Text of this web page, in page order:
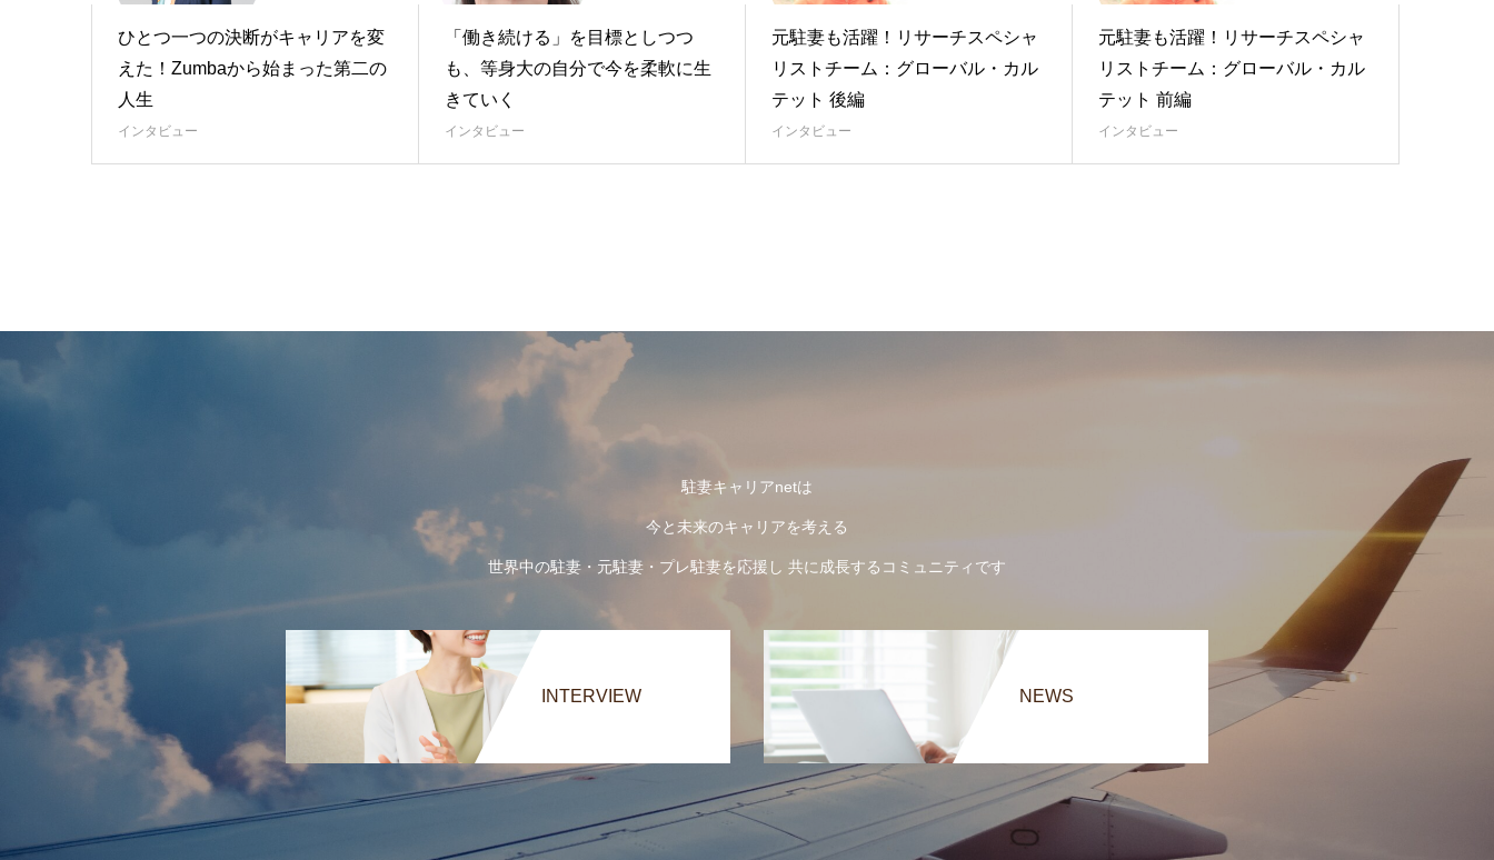
ひとつ一つの決断がキャリアを変
えた！Zumbaから始まった第二の
人生
インタビュー
「働き続ける」を目標としつつ
も、等身大の自分で今を柔軟に生
きていく
インタビュー
元駐妻も活躍！リサーチスペシャ
リストチーム：グローバル・カル
テット 後編
インタビュー
元駐妻も活躍！リサーチスペシャ
リストチーム：グローバル・カル
テット 前編
インタビュー
駐妻キャリアnetは
今と未来のキャリアを考える
世界中の駐妻・元駐妻・プレ駐妻を応援し 共に成長するコミュニティです
INTERVIEW NEWS